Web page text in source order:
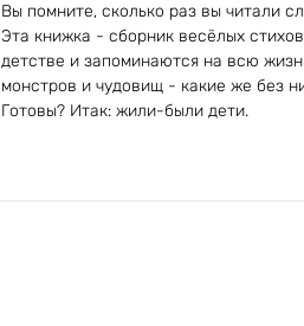
Вы помните, сколько раз вы читали
Эта книжка - сборник весёлых
детстве и запоминаются на всю
монстров и чудовищ - какие же без
Готовы? Итак: жили-были дети.